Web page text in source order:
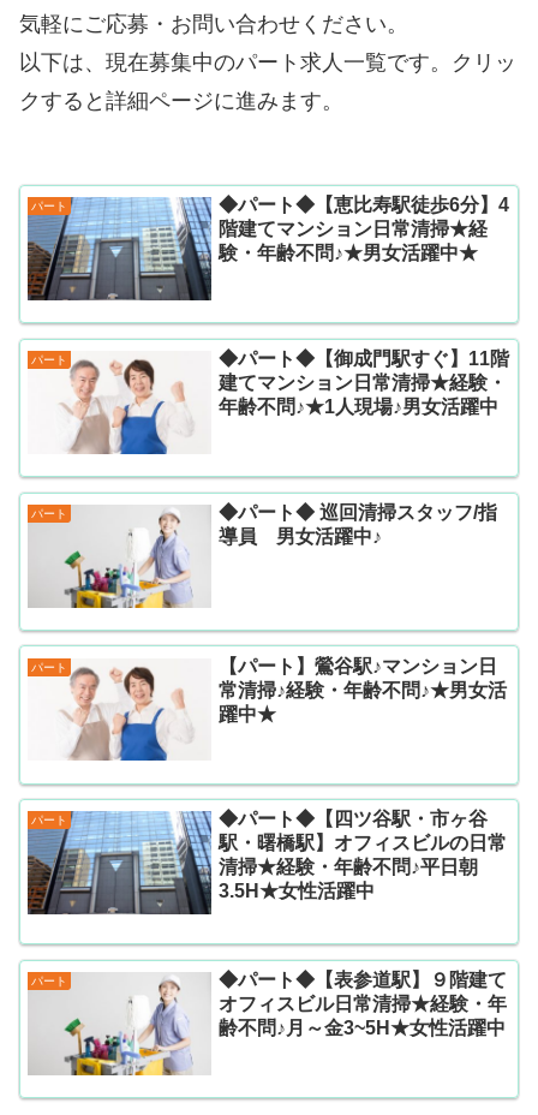
気軽にご応募・お問い合わせください。
以下は、現在募集中のパート求人一覧です。クリッ
クすると詳細ページに進みます。
パート
◆パート◆【恵比寿駅徒歩6分】4
階建てマンション日常清掃★経
験・年齢不問♪★男女活躍中★
パート
◆パート◆【御成門駅すぐ】11階
建てマンション日常清掃★経験・
年齢不問♪★1人現場♪男女活躍中
パート
◆パート◆ 巡回清掃スタッフ/指
導員 男女活躍中♪
パート
【パート】鶯谷駅♪マンション日
常清掃♪経験・年齢不問♪★男女活
躍中★
パート
◆パート◆【四ツ谷駅・市ヶ谷
駅・曙橋駅】オフィスビルの日常
清掃★経験・年齢不問♪平日朝
3.5H★女性活躍中
パート
◆パート◆【表参道駅】９階建て
オフィスビル日常清掃★経験・年
齢不問♪月～金3~5H★女性活躍中